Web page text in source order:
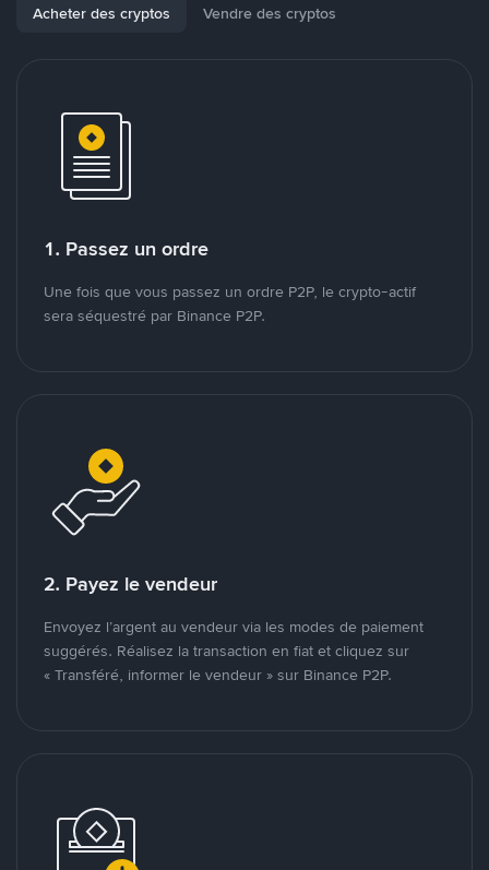
Acheter des cryptos Vendre des cryptos
1. Passez un ordre
Une fois que vous passez un ordre P2P, le crypto-actif
sera séquestré par Binance P2P.
2. Payez le vendeur
Envoyez l’argent au vendeur via les modes de paiement
suggérés. Réalisez la transaction en fiat et cliquez sur
« Transféré, informer le vendeur » sur Binance P2P.